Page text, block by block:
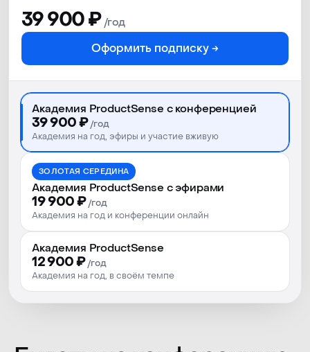
Академия ProductSense с конференцией
39 900 ₽ /год
Академия на год, эфиры и участие вживую
ЗОЛОТАЯ СЕРЕДИНА
Академия ProductSense с эфирами
19 900 ₽ /год
Академия на год и конференции онлайн
Академия ProductSense
12 900 ₽ /год
Академия на год, в своём темпе
39 900 ₽ /год
Оформить подписку →
10−11 сентября 2026,
Москва
Онлайн-доступ к докладам
30+ часов контента
с 1 компьютера
Видеозаписи докладов
и мастер-классов
Онлайн- и офлайн-
пространство для общения
с участниками и
спикерами
Пакет участника
Кофе-брейки
Обеды
Вечеринка